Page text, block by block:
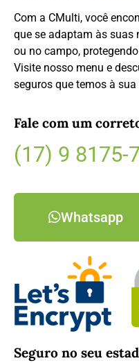
Com a CMulti, você
que se adaptam às suas
ou no campo,
Visite nosso menu e
seguros que temos à
Fale com um
(17) 9 8175-
Whatsapp
Seguro no seu